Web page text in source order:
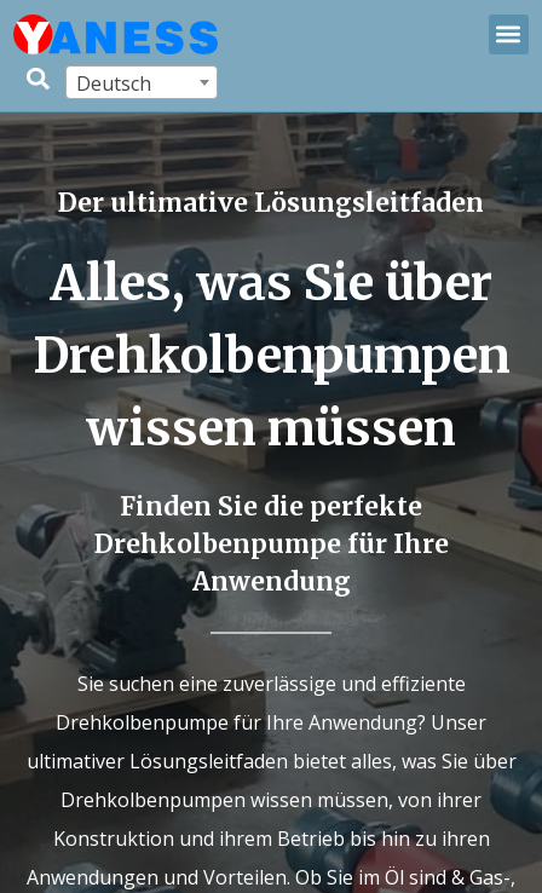
Deutsch
Der ultimative Lösungsleitfaden
Alles, was Sie über
Drehkolbenpumpen
wissen müssen
Finden Sie die perfekte
Drehkolbenpumpe für Ihre
Anwendung
Sie suchen eine zuverlässige und effiziente
Drehkolbenpumpe für Ihre Anwendung? Unser
ultimativer Lösungsleitfaden bietet alles, was Sie über
Drehkolbenpumpen wissen müssen, von ihrer
Konstruktion und ihrem Betrieb bis hin zu ihren
Anwendungen und Vorteilen. Ob Sie im Öl sind & Gas-,